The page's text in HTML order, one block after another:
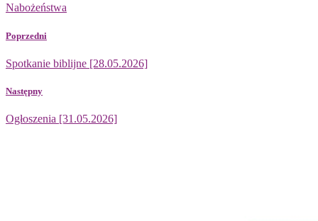
Nabożeństwa
Poprzedni
Spotkanie biblijne [28.05.2026]
Następny
Ogłoszenia [31.05.2026]